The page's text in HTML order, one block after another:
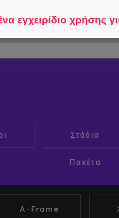
Στάδια
Πακέτα
A-Frame
εγχειρίδιο χρήσης